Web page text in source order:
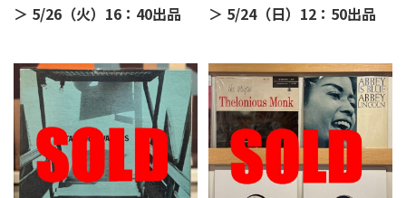
＞ 5/26（火）16：40出品
＞ 5/24（日）12：50出品